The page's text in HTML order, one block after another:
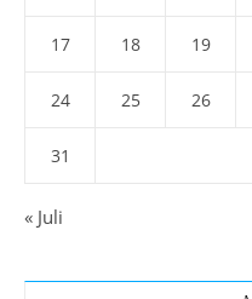
17 18 19
24 25 26
31
« Juli